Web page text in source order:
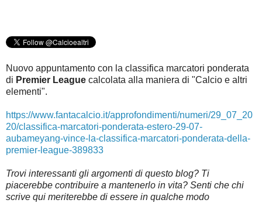
Nuovo appuntamento con la classifica marcatori ponderata
di Premier League calcolata alla maniera di "Calcio e altri
elementi".
https://www.fantacalcio.it/approfondimenti/numeri/29_07_20
20/classifica-marcatori-ponderata-estero-29-07-
aubameyang-vince-la-classifica-marcatori-ponderata-della-
premier-league-389833
Trovi interessanti gli argomenti di questo blog? Ti
piacerebbe contribuire a mantenerlo in vita? Senti che chi
scrive qui meriterebbe di essere in qualche modo